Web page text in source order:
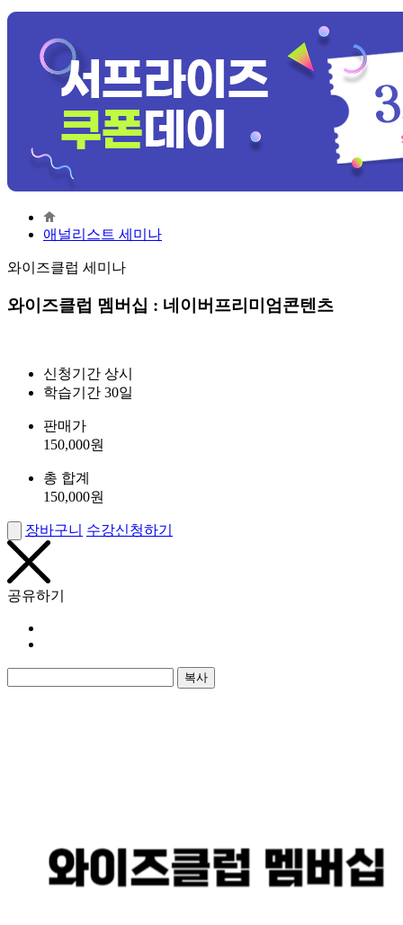
애널리스트 세미나
와이즈클럽 세미나
와이즈클럽 멤버십 : 네이버프리미엄콘텐츠
신청기간 상시
학습기간 30일
판매가
150,000원
총 합계
150,000원
장바구니 수강신청하기
공유하기
복사